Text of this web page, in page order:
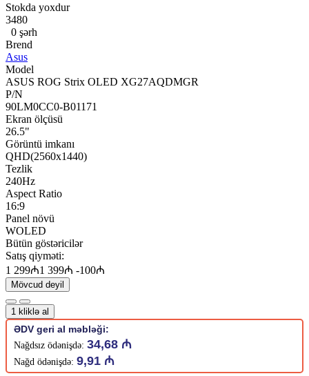
Stokda yoxdur
3480
0 şərh
Brend
Asus
Model
ASUS ROG Strix OLED XG27AQDMGR
P/N
90LM0CC0-B01171
Ekran ölçüsü
26.5"
Görüntü imkanı
QHD(2560x1440)
Tezlik
240Hz
Aspect Ratio
16:9
Panel növü
WOLED
Bütün göstəricilər
Satış qiyməti:
1 299₼1 399₼ -100₼
Mövcud deyil
1 kliklə al
ƏDV geri al məbləği:
Nağdsız ödənişdə: 34,68 ₼
Nağd ödənişdə: 9,91 ₼